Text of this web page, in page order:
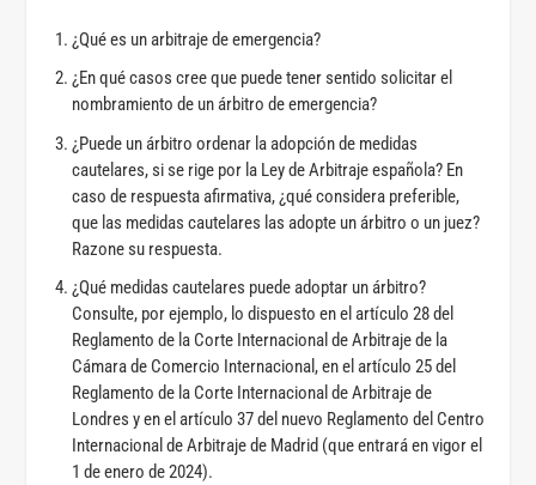
¿Qué es un arbitraje de emergencia?
¿En qué casos cree que puede tener sentido solicitar el
nombramiento de un árbitro de emergencia?
¿Puede un árbitro ordenar la adopción de medidas
cautelares, si se rige por la Ley de Arbitraje española? En
caso de respuesta afirmativa, ¿qué considera preferible,
que las medidas cautelares las adopte un árbitro o un juez?
Razone su respuesta.
¿Qué medidas cautelares puede adoptar un árbitro?
Consulte, por ejemplo, lo dispuesto en el artículo 28 del
Reglamento de la Corte Internacional de Arbitraje de la
Cámara de Comercio Internacional, en el artículo 25 del
Reglamento de la Corte Internacional de Arbitraje de
Londres y en el artículo 37 del nuevo Reglamento del Centro
Internacional de Arbitraje de Madrid (que entrará en vigor el
1 de enero de 2024).